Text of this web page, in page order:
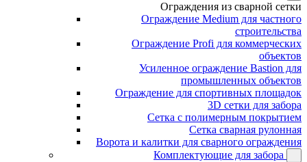
Ограждения из сварной сетки
Ограждение Medium для частного
строительства
Ограждение Profi для коммерческих
объектов
Усиленное ограждение Bastion для
промышленных объектов
Ограждение для спортивных площадок
3D сетки для забора
Сетка с полимерным покрытием
Сетка сварная рулонная
Ворота и калитки для сварного ограждения
Комплектующие для забора